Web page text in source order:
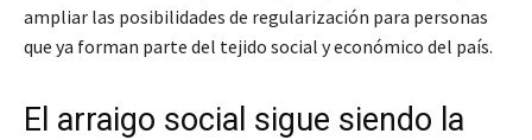
ampliar las posibilidades de regularización para personas
que ya forman parte del tejido social y económico del país.
El arraigo social sigue siendo la